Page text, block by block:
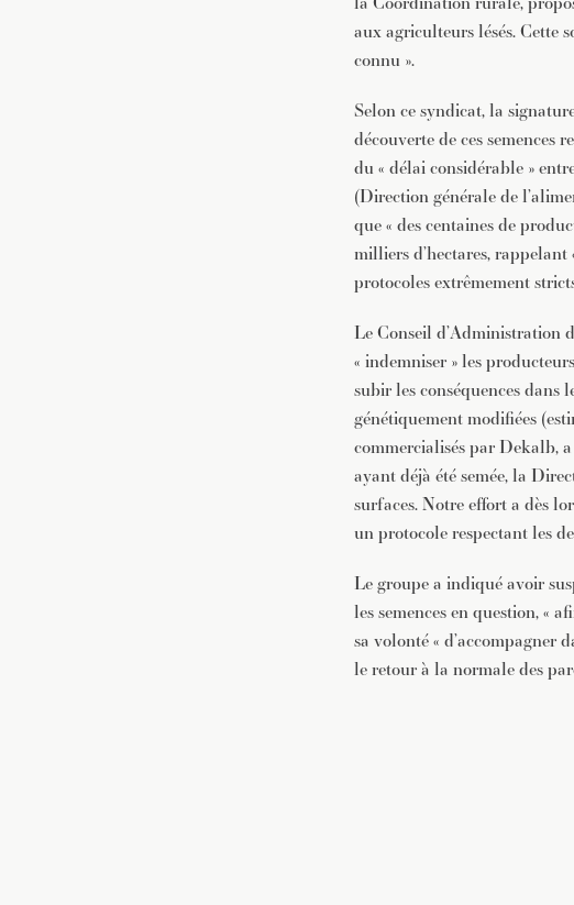
aux agriculteurs lésés. Cette
connu ».
Selon ce syndicat, la
découverte de ces semences
du « délai considérable »
(Direction générale de
que « des centaines de
milliers d’hectares,
protocoles extrêmement
Le Conseil d’Administration
« indemniser » les
subir les conséquences dans
génétiquement modifiées
commercialisés par Dekalb,
ayant déjà été semée, la
surfaces. Notre effort a dès
un protocole respectant les
Le groupe a indiqué avoir
les semences en question, «
sa volonté « d’accompagner
le retour à la normale des